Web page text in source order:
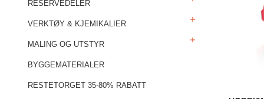
RESERVEDELER
VERKTØY & KJEMIKALIER
MALING OG UTSTYR
BYGGEMATERIALER
RESTETORGET 35-80% RABATT